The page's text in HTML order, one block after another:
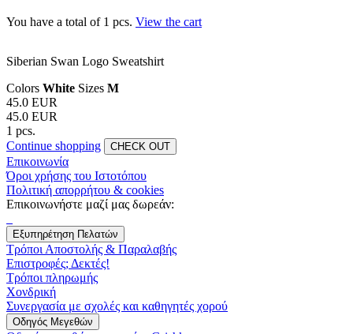
You have a total of 1 pcs. View the cart
Siberian Swan Logo Sweatshirt
Colors White Sizes M
45.0 EUR
45.0 EUR
1 pcs.
Continue shopping
CHECK OUT
Επικοινωνία
Όροι χρήσης του Ιστοτόπου
Πολιτική απορρήτου & cookies
Επικοινωνήστε μαζί μας δωρεάν:
Εξυπηρέτηση Πελατών
Τρόποι Αποστολής & Παραλαβής
Επιστροφές; Δεκτές!
Τρόποι πληρωμής
Χονδρική
Συνεργασία με σχολές και καθηγητές χορού
Οδηγός Μεγεθών